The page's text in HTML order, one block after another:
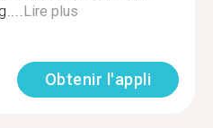
Lire plus
Obtenir l'appli